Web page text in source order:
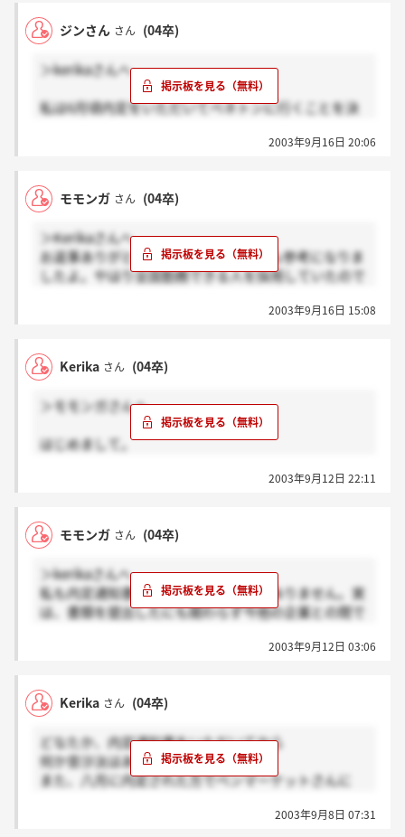
ジンさん さん (04卒)
＞kerikaさんへ
私は6月頃内定をいただいてベネトンに行くことを決
来月初頭には詳細をお送りしますってことだったので
待っているのですが未だに連絡無しなのでとても不安
kerikaさんは何か動きありましたか？
2003年9月16日 20:06
モモンガ さん (04卒)
＞Kerikaさんへ
お返事ありがとうございました！とても参考になりま
したよ。やはり全国勤務できる人を採用していたので
失ってしまうようで、自分自身の優柔不断さに嫌気が
で、納得のいく答えをしっかり見つけるべきですよ
ね。って何か語ってしまってごめんなさい。ほんと、
2003年9月16日 15:08
Kerika さん (04卒)
＞モモンガさんへ
はじめまして。
ので大阪採用の件きいてみたのですが
予定としては全国転勤・全国勤務可能な方を前提に採
用をしていますので、検討はします。とは言っていま
やはり伺った内容では関東。とくに東北の勤務の
可能性が高そうでした。正直、その点で迷っていま
す。年間休日ですが一応普通にあるみたいですが、休
2003年9月12日 22:11
モモンガ さん (04卒)
＞kerikaさんへ
私も内定通知書が届いてから音沙汰がありません。実
は、書類を提出したにも関わらず今他の企業との間で
ので東北か関東のみと書き込みをされた方がいました
少し不明な点があるので、もしご存知であれば教えて
下さい！
2003年9月12日 03:06
Kerika さん (04卒)
どなたか、内定通知書をいただいてから
何か音沙汰はありましたでしょうか？
また、八月に内定された方でベンマーケットさんに
2003年9月8日 07:31